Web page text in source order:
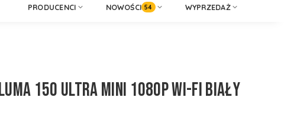
PRODUCENCI NOWOŚCI 54 WYPRZEDAŻ
LUMA 150 ULTRA MINI 1080P WI-FI BIAŁY